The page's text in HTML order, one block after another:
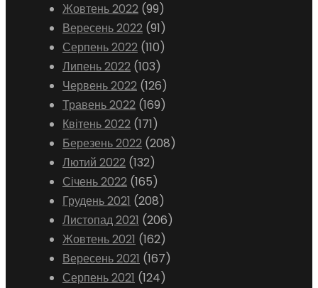
Жовтень 2022 (99)
Вересень 2022 (91)
Серпень 2022 (110)
Липень 2022 (103)
Червень 2022 (126)
Травень 2022 (169)
Квітень 2022 (171)
Березень 2022 (208)
Лютий 2022 (132)
Січень 2022 (165)
Грудень 2021 (208)
Листопад 2021 (206)
Жовтень 2021 (162)
Вересень 2021 (167)
Серпень 2021 (124)